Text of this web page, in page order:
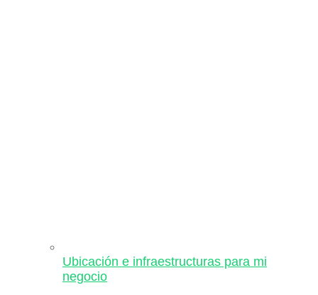
Ubicación e infraestructuras para mi
negocio